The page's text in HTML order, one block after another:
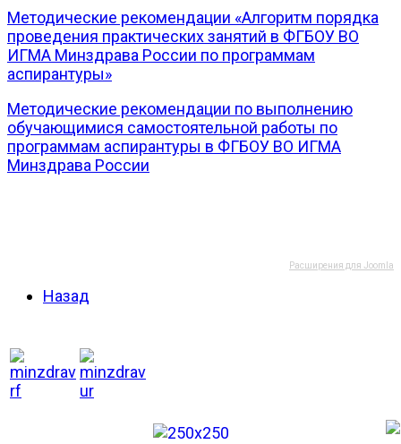
Методические рекомендации «Алгоритм порядка
проведения практических занятий в ФГБОУ ВО
ИГМА Минздрава России по программам
аспирантуры»
Методические рекомендации по выполнению
обучающимися самостоятельной работы по
программам аспирантуры в ФГБОУ ВО ИГМА
Минздрава России
Расширения для Joomla
Назад